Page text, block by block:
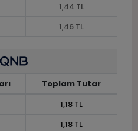
1,44 TL
1,46 TL
Toplam Tutar
1,18 TL
1,18 TL